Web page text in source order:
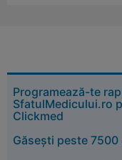
Programează-te
SfatulMedicului.ro
Clickmed
Găsești peste